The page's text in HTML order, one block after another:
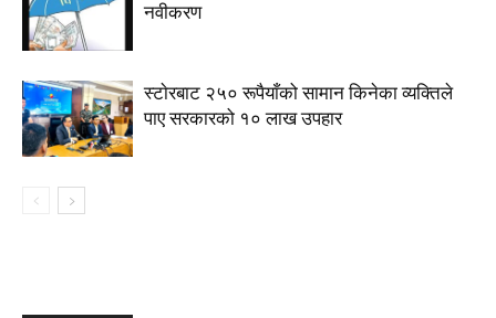
नवीकरण
स्टाेरबाट २५० रूपैयाँको सामान किनेका व्यक्तिले
पाए सरकारको १० लाख उपहार